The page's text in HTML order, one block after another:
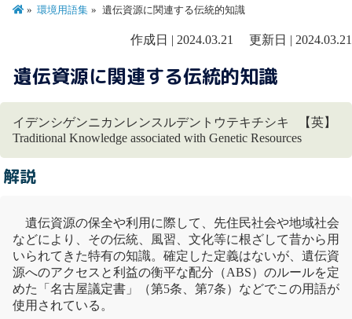
環境用語集 遺伝資源に関連する伝統的知識
作成日 | 2024.03.21 更新日 | 2024.03.21
遺伝資源に関連する伝統的知識
イデンシゲンニカンレンスルデントウテキチシキ 【英】
Traditional Knowledge associated with Genetic Resources
解説
遺伝資源の保全や利用に際して、先住民社会や地域社会
などにより、その伝統、風習、文化等に根ざして昔から用
いられてきた特有の知識。確定した定義はないが、 遺伝資
源へのアクセスと利益の衡平な配分（ABS）のルールを定
めた「 名古屋議定書 」（第5条、第7条）などでこの用語が
使用されている。